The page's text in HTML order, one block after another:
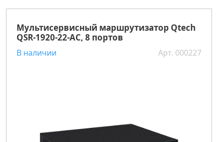
Мультисервисный маршрутизатор Qtech
QSR-1920-22-AC, 8 портов
В наличии Арт. 000227